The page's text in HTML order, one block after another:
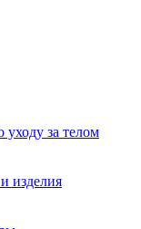
уходу за телом
изделия